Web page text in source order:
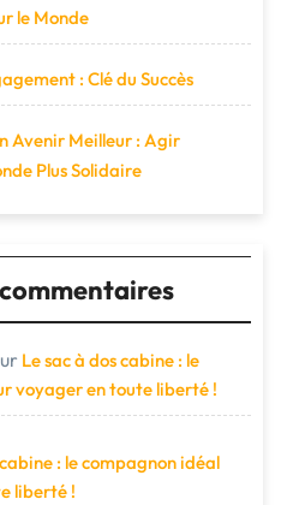
le Monde
: Clé du Succès
Avenir Meilleur : Agir
Plus Solidaire
Le sac à dos cabine : le
voyager en toute liberté !
: le compagnon idéal
liberté !